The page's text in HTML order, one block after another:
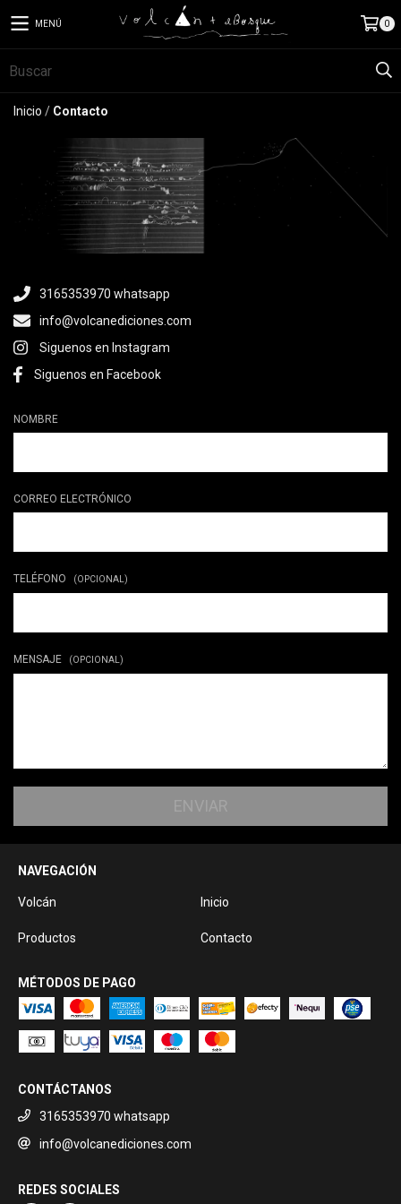
MENÚ 0
Inicio / Contacto
3165353970 whatsapp
info@volcanediciones.com
Siguenos en Instagram
Siguenos en Facebook
NOMBRE
CORREO ELECTRÓNICO
TELÉFONO (OPCIONAL)
MENSAJE (OPCIONAL)
NAVEGACIÓN
Volcán Inicio
Productos Contacto
MÉTODOS DE PAGO
CONTÁCTANOS
3165353970 whatsapp
info@volcanediciones.com
REDES SOCIALES